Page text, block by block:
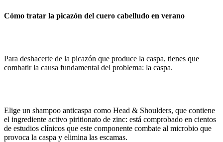
Cómo tratar la picazón del cuero cabelludo en verano
Para deshacerte de la picazón que produce la caspa, tienes que
combatir la causa fundamental del problema: la caspa.
Elige un shampoo anticaspa como Head & Shoulders, que contiene
el ingrediente activo piritionato de zinc: está comprobado en cientos
de estudios clínicos que este componente combate al microbio que
provoca la caspa y elimina las escamas.